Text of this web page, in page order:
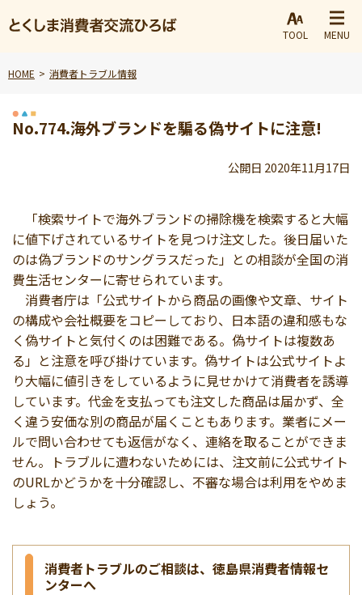
TOOL MENU
HOME 消費者トラブル情報
No.774.海外ブランドを騙る偽サイトに注意!
公開日 2020年11月17日
「検索サイトで海外ブランドの掃除機を検索すると大幅
に値下げされているサイトを見つけ注文した。後日届いた
のは偽ブランドのサングラスだった」との相談が全国の消
費生活センターに寄せられています。
消費者庁は「公式サイトから商品の画像や文章、サイト
の構成や会社概要をコピーしており、日本語の違和感もな
く偽サイトと気付くのは困難である。偽サイトは複数あ
る」と注意を呼び掛けています。偽サイトは公式サイトよ
り大幅に値引きをしているように見せかけて消費者を誘導
しています。代金を支払っても注文した商品は届かず、全
く違う安価な別の商品が届くこともあります。業者にメー
ルで問い合わせても返信がなく、連絡を取ることができま
せん。トラブルに遭わないためには、注文前に公式サイト
のURLかどうかを十分確認し、不審な場合は利用をやめま
しょう。
消費者トラブルのご相談は、徳島県消費者情報セ
ンターへ